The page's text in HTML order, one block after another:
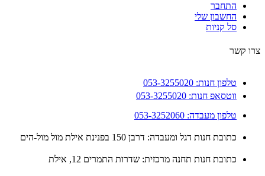
התחבר
החשבון שלי
סל קניות
קשר
טלפון חנות: 053-3255020
ווטסאפ חנות: 053-3255020
טלפון מעבדה: 053-3252060
כתובת חנות דגל ומעבדה: דרבן 150 בפנינת אילת מול מול-הים
כתובת חנות תחנה מרכזית: שדרות התמרים 12, אילת